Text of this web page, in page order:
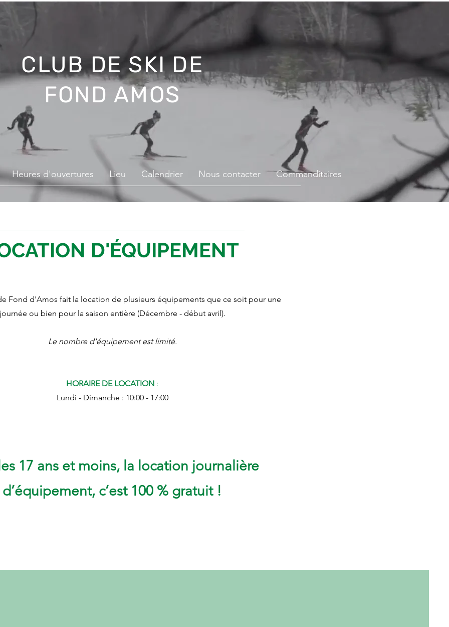
CLUB DE SKI DE
FOND AMOS
Heures d'ouvertures Lieu Calendrier Nous contacter Commanditaires
D'ÉQUIPEMENT
Fond d'Amos fait la location de plusieurs équipements que ce soit pour une
ou bien pour la saison entière (Décembre - début avril).
Le nombre d'équipement est limité.
HORAIRE DE LOCATION :
Lundi - Dimanche : 10:00 - 17:00
17 ans et moins, la location journalière
d’équipement, c’est 100 % gratuit !​